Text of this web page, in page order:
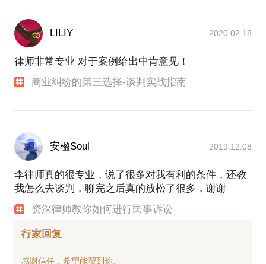
LILIY 2020.02.18
律师非常专业 对于案例给出中肯意见！
商业纠纷的第三选择-谈判实战指南
安楹Soul 2019.12.08
李律师真的很专业，说了很多对我有利的条件，还教
我怎么去谈判，聊完之后真的放松了很多，谢谢
资深律师教你如何进行民事诉讼
行家回复